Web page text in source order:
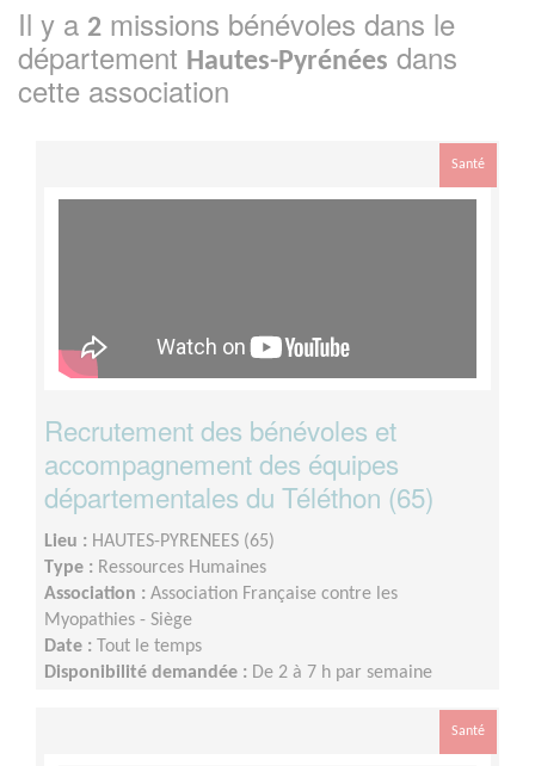
Il y a 2 missions bénévoles dans le
département Hautes-Pyrénées dans
cette association
Santé
Recrutement des bénévoles et
accompagnement des équipes
départementales du Téléthon (65)
Lieu : HAUTES-PYRENEES (65)
Type : Ressources Humaines
Association : Association Française contre les
Myopathies - Siège
Date :
Tout le temps
Disponibilité demandée : De 2 à 7 h par semaine
Santé